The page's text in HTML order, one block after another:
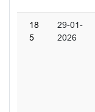
18
5
29-01-
2026